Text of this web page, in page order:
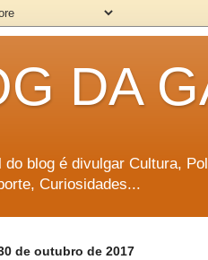
DA
do blog é divulgar Cultura,
Curiosidades...
de outubro de 2017